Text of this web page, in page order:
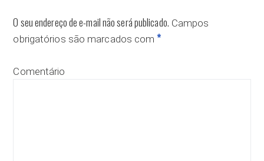
O seu endereço de e-mail não será publicado. Campos
obrigatórios são marcados com *
Comentário